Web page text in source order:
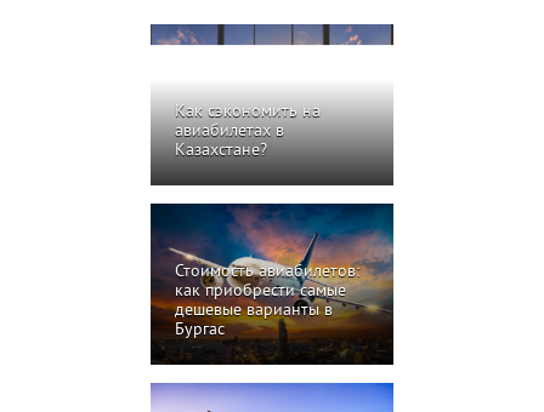
Как сэкономить на
авиабилетах в
Казахстане?
Стоимость авиабилетов:
как приобрести самые
дешевые варианты в
Бургас